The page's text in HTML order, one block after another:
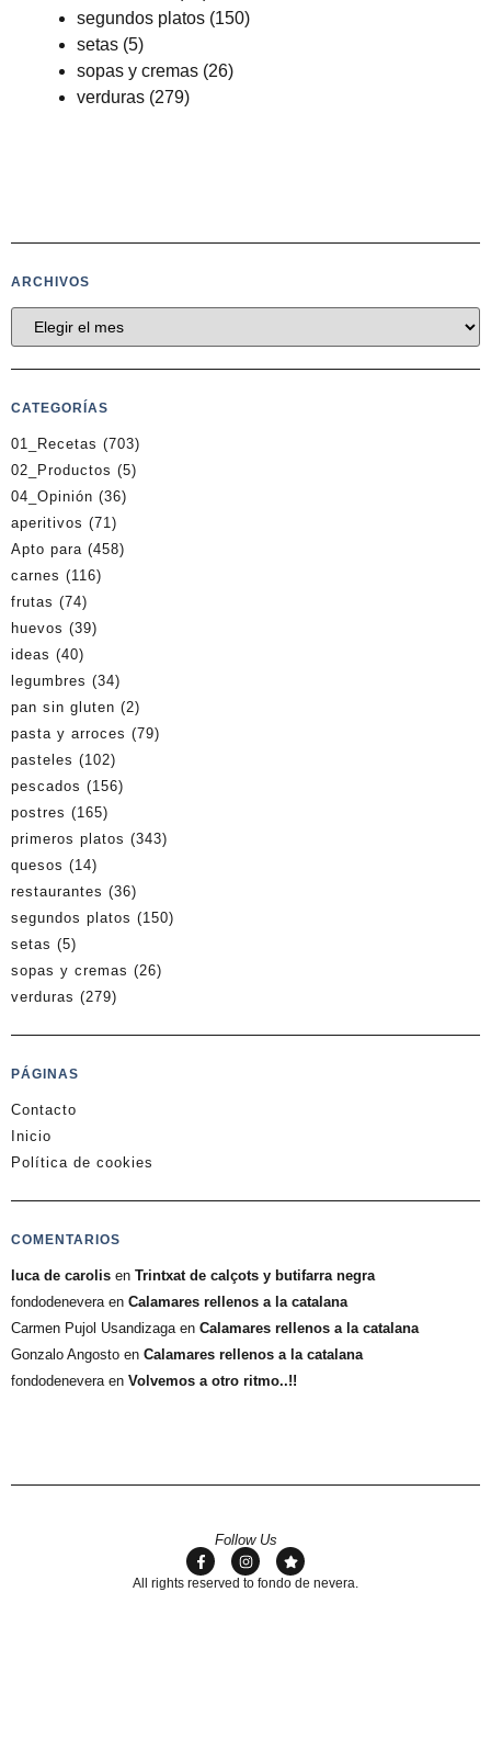
segundos platos (150)
setas (5)
sopas y cremas (26)
verduras (279)
ARCHIVOS
CATEGORÍAS
01_Recetas (703)
02_Productos (5)
04_Opinión (36)
aperitivos (71)
Apto para (458)
carnes (116)
frutas (74)
huevos (39)
ideas (40)
legumbres (34)
pan sin gluten (2)
pasta y arroces (79)
pasteles (102)
pescados (156)
postres (165)
primeros platos (343)
quesos (14)
restaurantes (36)
segundos platos (150)
setas (5)
sopas y cremas (26)
verduras (279)
PÁGINAS
Contacto
Inicio
Política de cookies
COMENTARIOS
luca de carolis en Trintxat de calçots y butifarra negra
fondodeneveraen Calamares rellenos a la catalana
Carmen Pujol Usandizagaen Calamares rellenos a la catalana
Gonzalo Angosto en Calamares rellenos a la catalana
fondodeneveraen Volvemos a otro ritmo..!!
Follow Us
All rights reserved to fondo de nevera.